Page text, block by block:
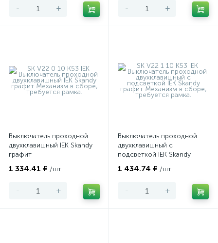
- + - +
Выключатель проходной
двухклавишный IEK Skandy
графит
1 334.41 ₽ /шт
- +
Выключатель проходной
двухклавишный с
подсветкой IEK Skandy
1 434.74 ₽ /шт
- +